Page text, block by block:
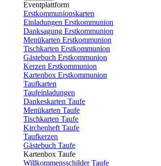
Eventplattform
Erstkommunionskarten
Einladungen Erstkommunion
Danksagung Erstkommunion
Menükarten Erstkommunion
Tischkarten Erstkommunion
Gästebuch Erstkommunion
Kerzen Erstkommunion
Kartenbox Erstkommunion
Taufkarten
Taufeinladungen
Dankeskarten Taufe
Menükarten Taufe
Tischkarten Taufe
Kirchenheft Taufe
Taufkerzen
Gästebuch Taufe
Kartenbox Taufe
Willkommensschilder Taufe